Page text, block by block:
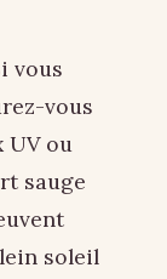
vous
vous
UV ou
sauge
soleil